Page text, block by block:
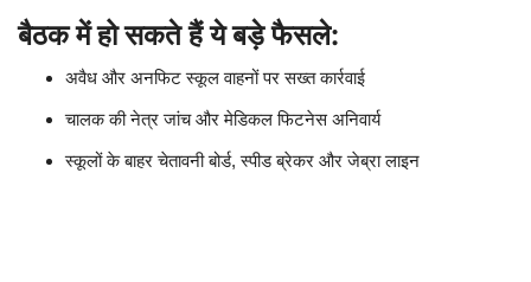
बैठक में हो सकते हैं ये बड़े फैसले:
अवैध और अनफिट स्कूल वाहनों पर सख्त कार्रवाई
चालक की नेत्र जांच और मेडिकल फिटनेस अनिवार्य
स्कूलों के बाहर चेतावनी बोर्ड, स्पीड ब्रेकर और जेब्रा लाइन